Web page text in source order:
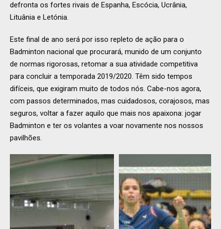
defronta os fortes rivais de Espanha, Escócia, Ucrânia,
Lituânia e Letónia.
Este final de ano será por isso repleto de ação para o
Badminton nacional que procurará, munido de um conjunto
de normas rigorosas, retomar a sua atividade competitiva
para concluir a temporada 2019/2020. Têm sido tempos
difíceis, que exigiram muito de todos nós. Cabe-nos agora,
com passos determinados, mas cuidadosos, corajosos, mas
seguros, voltar a fazer aquilo que mais nos apaixona: jogar
Badminton e ter os volantes a voar novamente nos nossos
pavilhões.